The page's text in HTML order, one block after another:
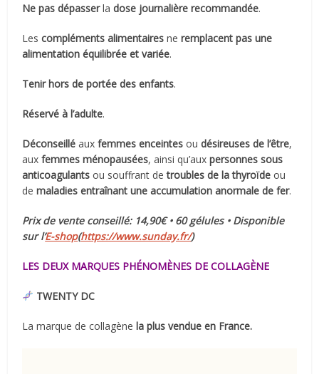
Ne pas dépasserladose journalière recommandée.
Lescompléments alimentaires neremplacent pas une
alimentation équilibrée et variée.
Tenir hors de portée des enfants.
Réservé à l’adulte.
Déconseillé auxfemmes enceintes oudésireuses de l’être,
auxfemmes ménopausées, ainsi qu’auxpersonnes sous
anticoagulants ou souffrant detroubles de la thyroïde ou
demaladies entraînant une accumulation anormale de fer.
Prix de vente conseillé: 14,90€ • 60 gélules • Disponible
sur l’E-shop(https://www.sunday.fr/)
LES DEUX MARQUES PHÉNOMÈNES DE COLLAGÈNE
TWENTY DC
La marque de collagène la plus vendue en France.